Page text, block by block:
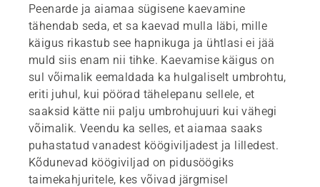
Peenarde ja aiamaa sügisene kaevamine
tähendab seda, et sa kaevad mulla läbi, mille
käigus rikastub see hapnikuga ja ühtlasi ei jää
muld siis enam nii tihke. Kaevamise käigus on
sul võimalik eemaldada ka hulgaliselt umbrohtu,
eriti juhul, kui pöörad tähelepanu sellele, et
saaksid kätte nii palju umbrohujuuri kui vähegi
võimalik. Veendu ka selles, et aiamaa saaks
puhastatud vanadest köögiviljadest ja lilledest.
Kõdunevad köögiviljad on pidusöögiks
taimekahjuritele, kes võivad järgmisel